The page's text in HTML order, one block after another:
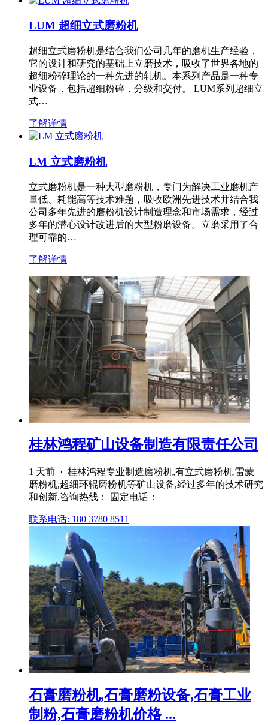
LUM 超细立式磨粉机
超细立式磨粉机是结合我们公司几年的磨机生产经验，
它的设计和研究的基础上立磨技术，吸收了世界各地的
超细粉碎理论的一种先进的轧机。本系列产品是一种专
业设备，包括超细粉碎，分级和交付。 LUM系列超细立
式…
了解详情
LM 立式磨粉机
立式磨粉机是一种大型磨粉机，专门为解决工业磨机产
量低、耗能高等技术难题，吸收欧洲先进技术并结合我
公司多年先进的磨粉机设计制造理念和市场需求，经过
多年的潜心设计改进后的大型粉磨设备。立磨采用了合
理可靠的…
了解详情
桂林鸿程矿山设备制造有限责任公司
1 天前 · 桂林鸿程专业制造磨粉机,有立式磨粉机,雷蒙
磨粉机,超细环辊磨粉机等矿山设备,经过多年的技术研究
和创新,咨询热线： 固定电话：
联系电话: 180 3780 8511
石膏磨粉机,石膏磨粉设备,石膏工业
制粉,石膏磨粉机价格 ...